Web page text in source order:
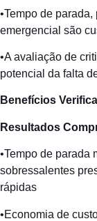
•Tempo de
emergencial são
•A avaliação de
potencial da falta
Benefícios
Resultados
•Tempo de parada
sobressalentes
rápidas
•Economia de